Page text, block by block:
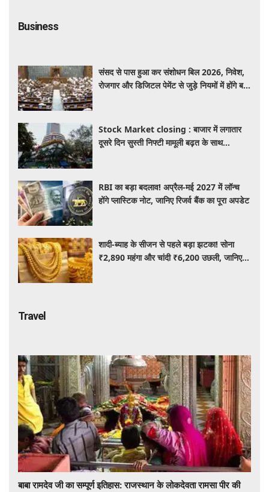
Business
संसद से पास हुआ कर संशोधन बिल 2026, निवेश,
रोजगार और डिजिटल पेमेंट से जुड़े नियमों में होंगे बड़े
Stock Market closing : बाजार में लगातार
दूसरे दिन सुस्ती निफ्टी मामूली बढ़त के साथ
RBI का बड़ा बदलाव! अप्रैल-मई 2027 में लॉन्च
होंगे प्लास्टिक नोट, जानिए रिजर्व बैंक का पूरा अपडेट
शादी-ब्याह के सीजन से पहले बड़ा झटका! सोना
₹2,890 महंगा और चांदी ₹6,200 उछली, जानिए
Travel
बाबा रामदेव जी का सम्पूर्ण इतिहास: राजस्थान के लोकदेवता रामसा पीर की